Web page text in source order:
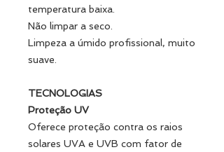
temperatura baixa.
Não limpar a seco.
Limpeza a úmido profissional, muito
suave.
TECNOLOGIAS
Proteção UV
Oferece proteção contra os raios
solares UVA e UVB com fator de